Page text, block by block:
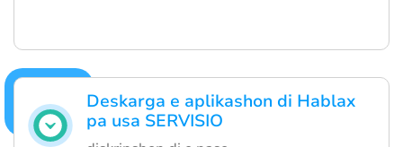
Deskarga e aplikashon di Hablax
pa usa SERVISIO